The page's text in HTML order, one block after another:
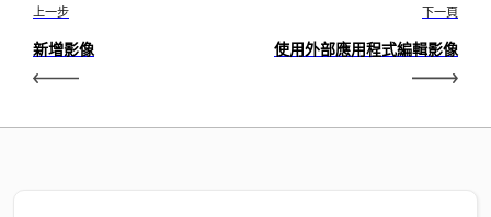
上一步
新增影像
下一頁
使用外部應用程式編輯影像